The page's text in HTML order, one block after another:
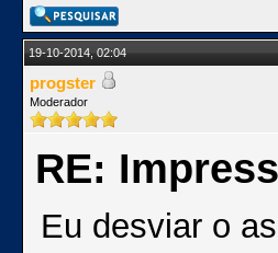
19-10-2014, 02:04
progster
Moderador
RE:
Eu desviar o